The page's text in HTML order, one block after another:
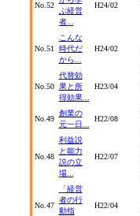
No.52
ぶ経営
者...
H24/02
No.51
こんな
時代だ
から...
H24/02
No.50
代替効
果と所
得効果...
H23/04
No.49
創業の
元一日...
H22/08
No.48
利益説
と能力
説の立
場...
H22/07
No.47
「経営
者の行
動指
H22/04